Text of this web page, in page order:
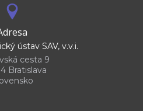
ústav SAV, v.v.i.
cesta 9
Bratislava